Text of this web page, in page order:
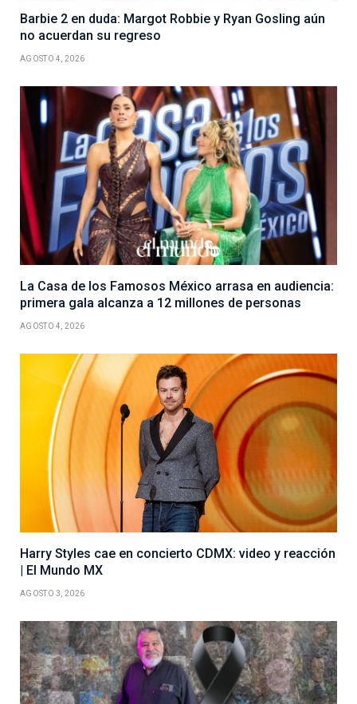
Barbie 2 en duda: Margot Robbie y Ryan Gosling aún
no acuerdan su regreso
AGOSTO 4, 2026
La Casa de los Famosos México arrasa en audiencia:
primera gala alcanza a 12 millones de personas
AGOSTO 4, 2026
Harry Styles cae en concierto CDMX: video y reacción
| El Mundo MX
AGOSTO 3, 2026